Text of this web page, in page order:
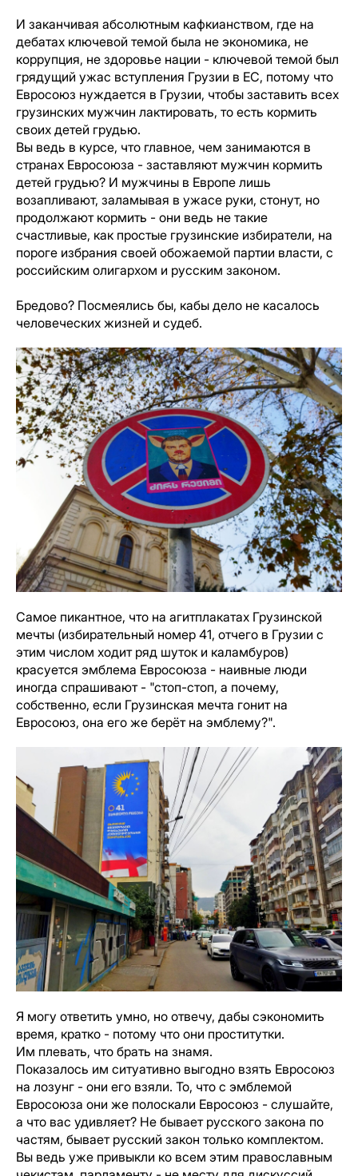
И заканчивая абсолютным кафкианством, где на
дебатах ключевой темой была не экономика, не
коррупция, не здоровье нации - ключевой темой был
грядущий ужас вступления Грузии в ЕС, потому что
Евросоюз нуждается в Грузии, чтобы заставить всех
грузинских мужчин лактировать, то есть кормить
своих детей грудью.
Вы ведь в курсе, что главное, чем занимаются в
странах Евросоюза - заставляют мужчин кормить
детей грудью? И мужчины в Европе лишь
возапливают, заламывая в ужасе руки, стонут, но
продолжают кормить - они ведь не такие
счастливые, как простые грузинские избиратели, на
пороге избрания своей обожаемой партии власти, с
российским олигархом и русским законом.
Бредово? Посмеялись бы, кабы дело не касалось
человеческих жизней и судеб.
Самое пикантное, что на агитплакатах Грузинской
мечты (избирательный номер 41, отчего в Грузии с
этим числом ходит ряд шуток и каламбуров)
красуется эмблема Евросоюза - наивные люди
иногда спрашивают - "стоп-стоп, а почему,
собственно, если Грузинская мечта гонит на
Евросоюз, она его же берёт на эмблему?".
Я могу ответить умно, но отвечу, дабы сэкономить
время, кратко - потому что они проститутки.
Им плевать, что брать на знамя.
Показалось им ситуативно выгодно взять Евросоюз
на лозунг - они его взяли. То, что с эмблемой
Евросоюза они же полоскали Евросоюз - слушайте,
а что вас удивляет? Не бывает русского закона по
частям, бывает русский закон только комплектом.
Вы ведь уже привыкли ко всем этим православным